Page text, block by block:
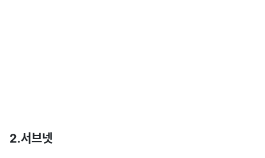
2.서브넷